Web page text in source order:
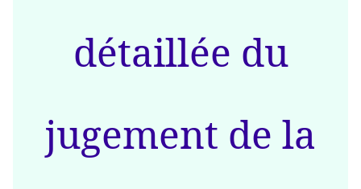
détaillée du
jugement de la